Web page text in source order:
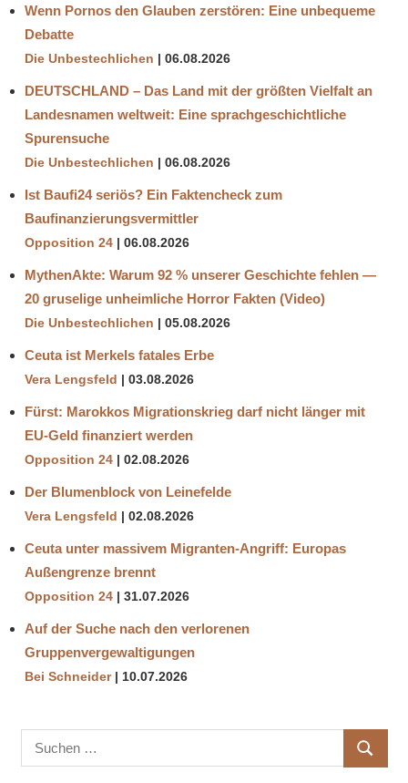
Wenn Pornos den Glauben zerstören: Eine unbequeme
Debatte
Die Unbestechlichen 06.08.2026
DEUTSCHLAND – Das Land mit der größten Vielfalt an
Landesnamen weltweit: Eine sprachgeschichtliche
Spurensuche
Die Unbestechlichen 06.08.2026
Ist Baufi24 seriös? Ein Faktencheck zum
Baufinanzierungsvermittler
Opposition 24 06.08.2026
MythenAkte: Warum 92 % unserer Geschichte fehlen —
20 gruselige unheimliche Horror Fakten (Video)
Die Unbestechlichen 05.08.2026
Ceuta ist Merkels fatales Erbe
Vera Lengsfeld 03.08.2026
Fürst: Marokkos Migrationskrieg darf nicht länger mit
EU-Geld finanziert werden
Opposition 24 02.08.2026
Der Blumenblock von Leinefelde
Vera Lengsfeld 02.08.2026
Ceuta unter massivem Migranten-Angriff: Europas
Außengrenze brennt
Opposition 24 31.07.2026
Auf der Suche nach den verlorenen
Gruppenvergewaltigungen
Bei Schneider 10.07.2026
Suchen
nach:
SUCHEN